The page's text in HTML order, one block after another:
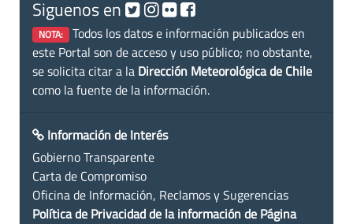
Siguenos en
NOTA: Todos los datos e información publicados en
este Portal son de acceso y uso público; no obstante,
se solicita citar a la Dirección Meteorológica de Chile
como la fuente de la información.
Información de Interés
Gobierno Transparente
Carta de Compromiso
Oficina de Información, Reclamos y Sugerencias
Política de Privacidad de la información de Página